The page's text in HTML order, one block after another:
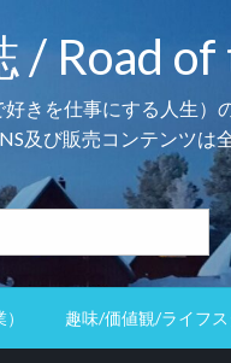
/ Road
きを仕事にする人生
及び販売コンテンツは
趣味/価値観/ライフ